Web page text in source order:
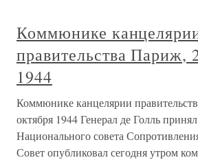
Коммюнике
правительства Париж,
1944
Коммюнике канцелярии
октября 1944 Генерал де Голль
Национального совета
Совет опубликовал сегодня утром